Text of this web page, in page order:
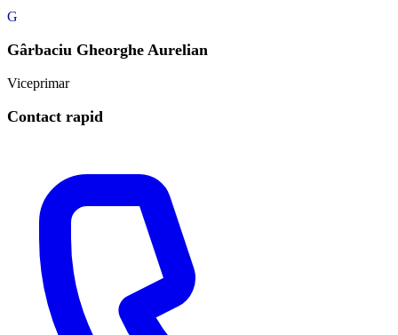
G
Gârbaciu Gheorghe Aurelian
Viceprimar
Contact rapid